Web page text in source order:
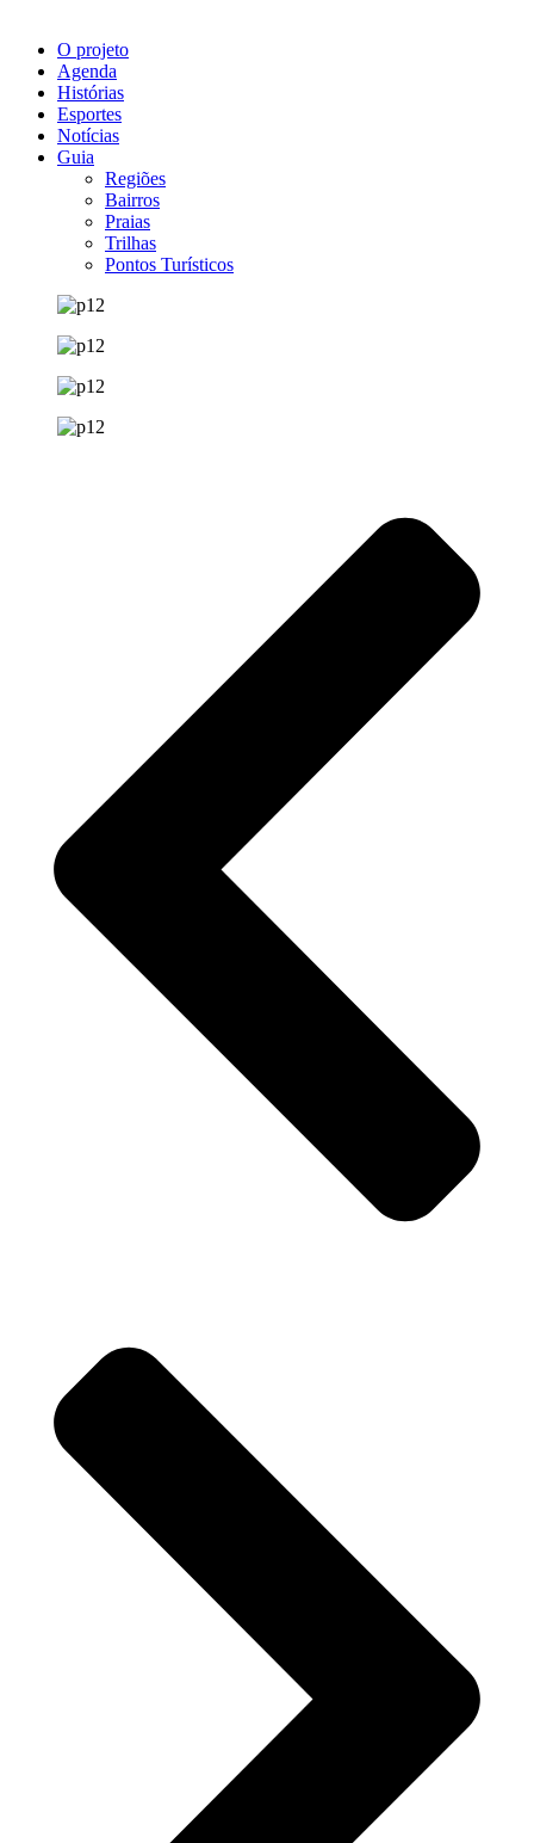
O projeto
Agenda
Histórias
Esportes
Notícias
Guia
Regiões
Bairros
Praias
Trilhas
Pontos Turísticos